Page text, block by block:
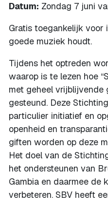
Datum: Zondag 7 juni
Gratis toegankelijk voor
goede muziek houdt.
Tijdens het optreden
waarop is te lezen hoe
met geheel vrijblijvende
gesteund. Deze
particulier initiatief en
openheid en
giften worden op deze
Het doel van de
het ondersteunen van
Gambia en daarmee de
verbeteren. SBV heeft